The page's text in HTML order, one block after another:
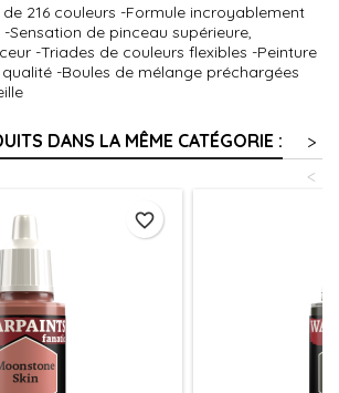
216 couleurs -Formule incroyablement
Sensation de pinceau supérieure,
-Triades de couleurs flexibles -Peinture
-Boules de mélange préchargées
DANS LA MÊME CATÉGORIE :
>
<
favorite_border